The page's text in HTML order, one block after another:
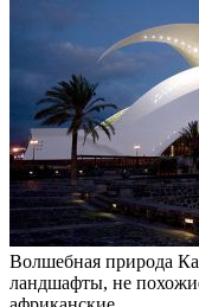
Волшебная природа
ландшафты, не